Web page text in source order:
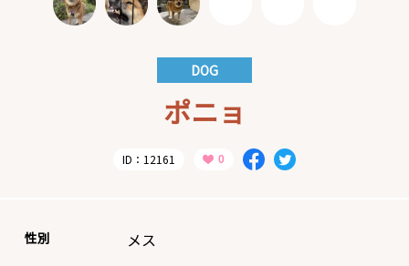
DOG
ポニョ
ID：12161
性別 メス